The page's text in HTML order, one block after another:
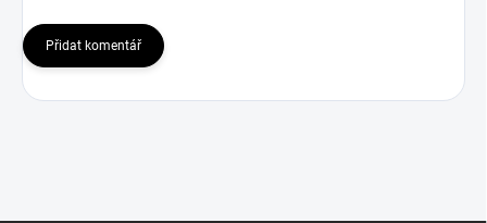
Přidat komentář